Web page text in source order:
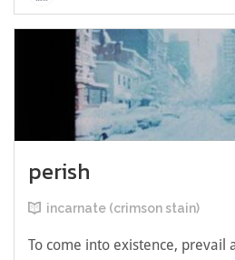
perish
incarnate (crimson stain)
To come into existence, prevail